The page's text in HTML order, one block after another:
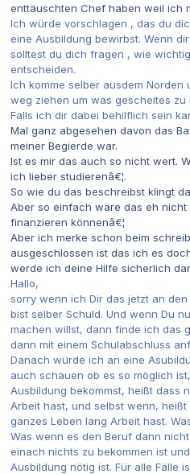
enttäuschten Chef haben weil ich
Ich würde vorschlagen , das du
eine Ausbildung bewirbst. Wenn
solltest du dich fragen , wie
entscheiden.
Ich komme selber ausdem Norden
weg ziehen um was gescheites zu
Falls ich dir dabei behilflich sein
Mal ganz abgesehen davon das
meiner Begierde war.
Ist es mir das auch so nicht wert.
ich lieber studierenâ€¦.
So wie du das beschreibst klingt
Aber so einfach wäre das eh
finanzieren könnenâ€¦
Aber ich merke schon beim
ausgeschlossen ist das ich es
werde ich deine Hilfe sicherlich
Hallo,
sorry wenn ich Dir das jetzt an
bist selber Schuld. Und wenn Du
machen willst, dann finde ich das
dann mit einem Schulabschluss
Danach würde ich an eine
auch schauen ob es so möglich
Ausbildung bekommst, heißt dass
Arbeit hast, und selbst wenn,
ganzes Leben lang Arbeit hast.
Was wenn es den Beruf dann
einach nichts zu bekommen ist
Ausbildung nötig ist. Für alle Fälle